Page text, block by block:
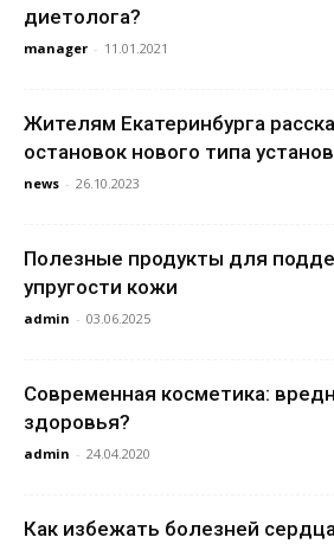
диетолога?
manager - 11.01.2021
Жителям Екатеринбурга
остановок нового типа
news - 26.10.2023
Полезные продукты для
упругости кожи
admin - 03.06.2025
Современная косметика:
здоровья?
admin - 24.04.2020
Как избежать болезней